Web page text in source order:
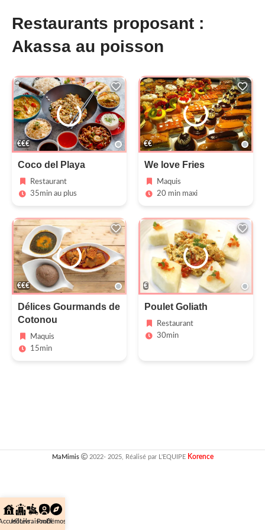
Restaurants proposant :
Akassa au poisson
€€€
Coco del Playa
Restaurant
35min au plus
€€
We love Fries
Maquis
20 min maxi
€€€
Délices Gourmands de
Cotonou
Maquis
15min
€
Poulet Goliath
Restaurant
30min
MaMimis 2022- 2025, Réalisé par L'EQUIPE Korence
Hôtels
Livraison
ProfilDémos